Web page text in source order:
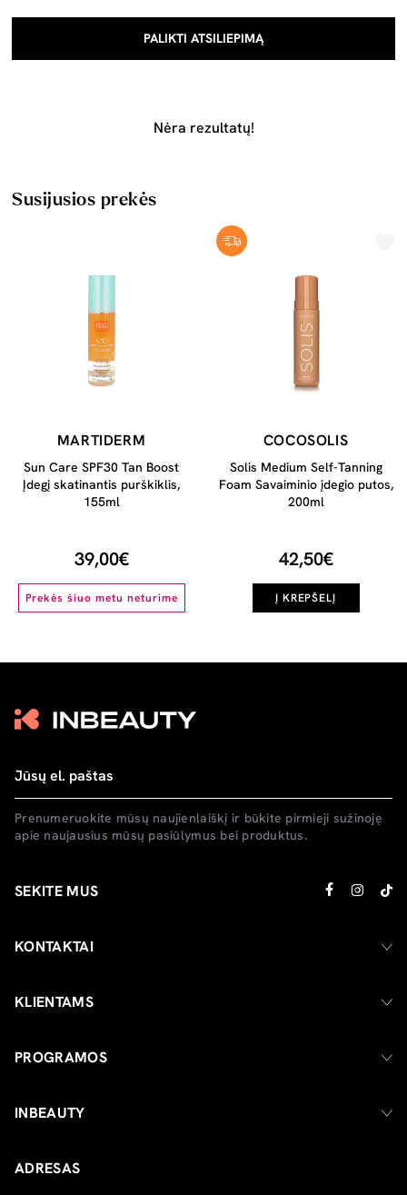
PALIKTI ATSILIEPIMĄ
Nėra rezultatų!
Susijusios prekės
MARTIDERM
Sun Care SPF30 Tan Boost
Įdegį skatinantis purškiklis,
155ml
39,00€
Prekės šiuo metu neturime
COCOSOLIS
Solis Medium Self-Tanning
Foam Savaiminio įdegio putos,
200ml
42,50€
Į KREPŠELĮ
Prenumeruokite mūsų naujienlaiškį ir būkite pirmieji sužinoję
apie naujausius mūsų pasiūlymus bei produktus.
SEKITE MUS
KONTAKTAI
KLIENTAMS
PROGRAMOS
INBEAUTY
ADRESAS